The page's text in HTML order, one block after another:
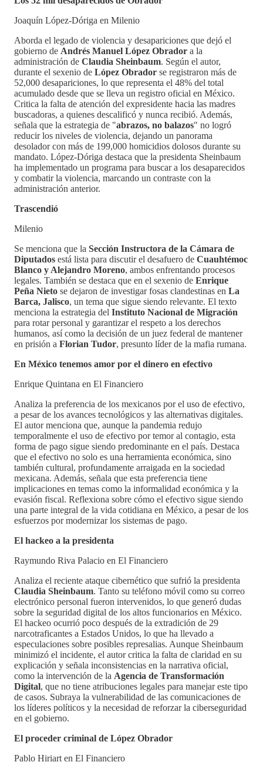
Joaquín López-Dóriga en Milenio
Aborda el legado de violencia y desapariciones que dejó el
gobierno de Andrés Manuel López Obrador a la
administración de Claudia Sheinbaum. Según el autor,
durante el sexenio de López Obrador se registraron más de
52,000 desapariciones, lo que representa el 48% del total
acumulado desde que se lleva un registro oficial en México.
Critica la falta de atención del expresidente hacia las madres
buscadoras, a quienes descalificó y nunca recibió. Además,
señala que la estrategia de "abrazos, no balazos" no logró
reducir los niveles de violencia, dejando un panorama
desolador con más de 199,000 homicidios dolosos durante su
mandato. López-Dóriga destaca que la presidenta Sheinbaum
ha implementado un programa para buscar a los desaparecidos
y combatir la violencia, marcando un contraste con la
administración anterior.
Trascendió
Milenio
Se menciona que la Sección Instructora de la Cámara de
Diputados está lista para discutir el desafuero de Cuauhtémoc
Blanco y Alejandro Moreno, ambos enfrentando procesos
legales. También se destaca que en el sexenio de Enrique
Peña Nieto se dejaron de investigar fosas clandestinas en La
Barca, Jalisco, un tema que sigue siendo relevante. El texto
menciona la estrategia del Instituto Nacional de Migración
para rotar personal y garantizar el respeto a los derechos
humanos, así como la decisión de un juez federal de mantener
en prisión a Florian Tudor, presunto líder de la mafia rumana.
En México tenemos amor por el dinero en efectivo
Enrique Quintana en El Financiero
Analiza la preferencia de los mexicanos por el uso de efectivo,
a pesar de los avances tecnológicos y las alternativas digitales.
El autor menciona que, aunque la pandemia redujo
temporalmente el uso de efectivo por temor al contagio, esta
forma de pago sigue siendo predominante en el país. Destaca
que el efectivo no solo es una herramienta económica, sino
también cultural, profundamente arraigada en la sociedad
mexicana. Además, señala que esta preferencia tiene
implicaciones en temas como la informalidad económica y la
evasión fiscal. Reflexiona sobre cómo el efectivo sigue siendo
una parte integral de la vida cotidiana en México, a pesar de los
esfuerzos por modernizar los sistemas de pago.
El hackeo a la presidenta
Raymundo Riva Palacio en El Financiero
Analiza el reciente ataque cibernético que sufrió la presidenta
Claudia Sheinbaum. Tanto su teléfono móvil como su correo
electrónico personal fueron intervenidos, lo que generó dudas
sobre la seguridad digital de los altos funcionarios en México.
El hackeo ocurrió poco después de la extradición de 29
narcotraficantes a Estados Unidos, lo que ha llevado a
especulaciones sobre posibles represalias. Aunque Sheinbaum
minimizó el incidente, el autor critica la falta de claridad en su
explicación y señala inconsistencias en la narrativa oficial,
como la intervención de la Agencia de Transformación
Digital, que no tiene atribuciones legales para manejar este tipo
de casos. Subraya la vulnerabilidad de las comunicaciones de
los líderes políticos y la necesidad de reforzar la ciberseguridad
en el gobierno.
El proceder criminal de López Obrador
Pablo Hiriart en El Financiero